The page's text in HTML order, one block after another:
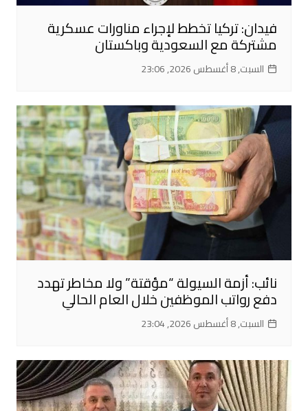
فيدان: تركيا تخطط لإجراء مناورات عسكرية
مشتركة مع السعودية وباكستان
السبت, 8 أغسطس 2026, 23:06
نائب: أزمة السيولة “مؤقتة” ولا مخاطر تهدد
دفع رواتب الموظفين خلال العام الحالي
السبت, 8 أغسطس 2026, 23:04